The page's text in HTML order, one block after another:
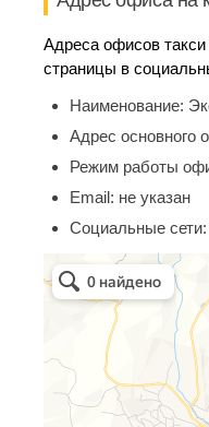
Адреса офисов
страницы в
Наименование:
Адрес основного
Режим работы
Email: не указан
Социальные сети: